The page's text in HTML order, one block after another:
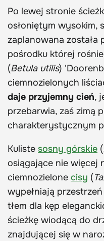
Po lewej stronie
osłoniętym wysokim,
zaplanowana została
pośrodku której rośnie
(Betula utilis)
ciemnozielonych
daje przyjemny cień,
przebarwia, zaś zimą
charakterystycznym
Kuliste sosny górskie (
osiągające nie więcej
ciemnozielone cisy (
wypełniają
tłem dla kęp
ścieżkę wiodącą do
znajdującej się w